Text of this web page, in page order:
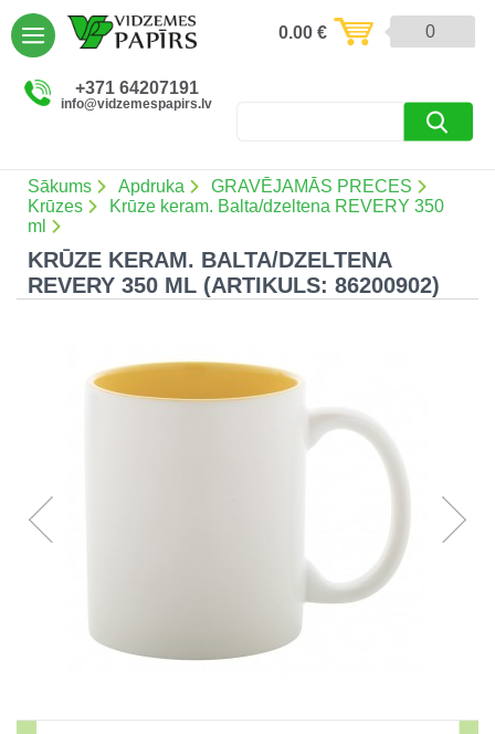
+371 64207191
info@vidzemespapirs.lv
0
0.00€
Sākums Apdruka
GRAVĒJAMĀS PRECES
Krūzes
Krūze keram. Balta/dzeltena REVERY 350
ml
KRŪZE KERAM. BALTA/DZELTENA
REVERY 350 ML (ARTIKULS: 86200902)
AIZVĒRT
Atlaides (12)
Ielogoties